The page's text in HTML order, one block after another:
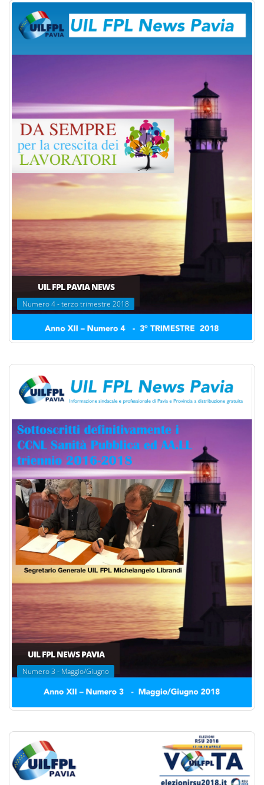
UIL FPL PAVIA NEWS
Numero 4 - terzo trimestre 2018
UIL FPL NEWS PAVIA
Numero 3 - Maggio/Giugno